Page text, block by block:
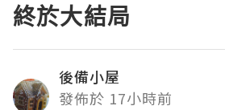
終於大結局
後備小屋
發佈於 17小時前